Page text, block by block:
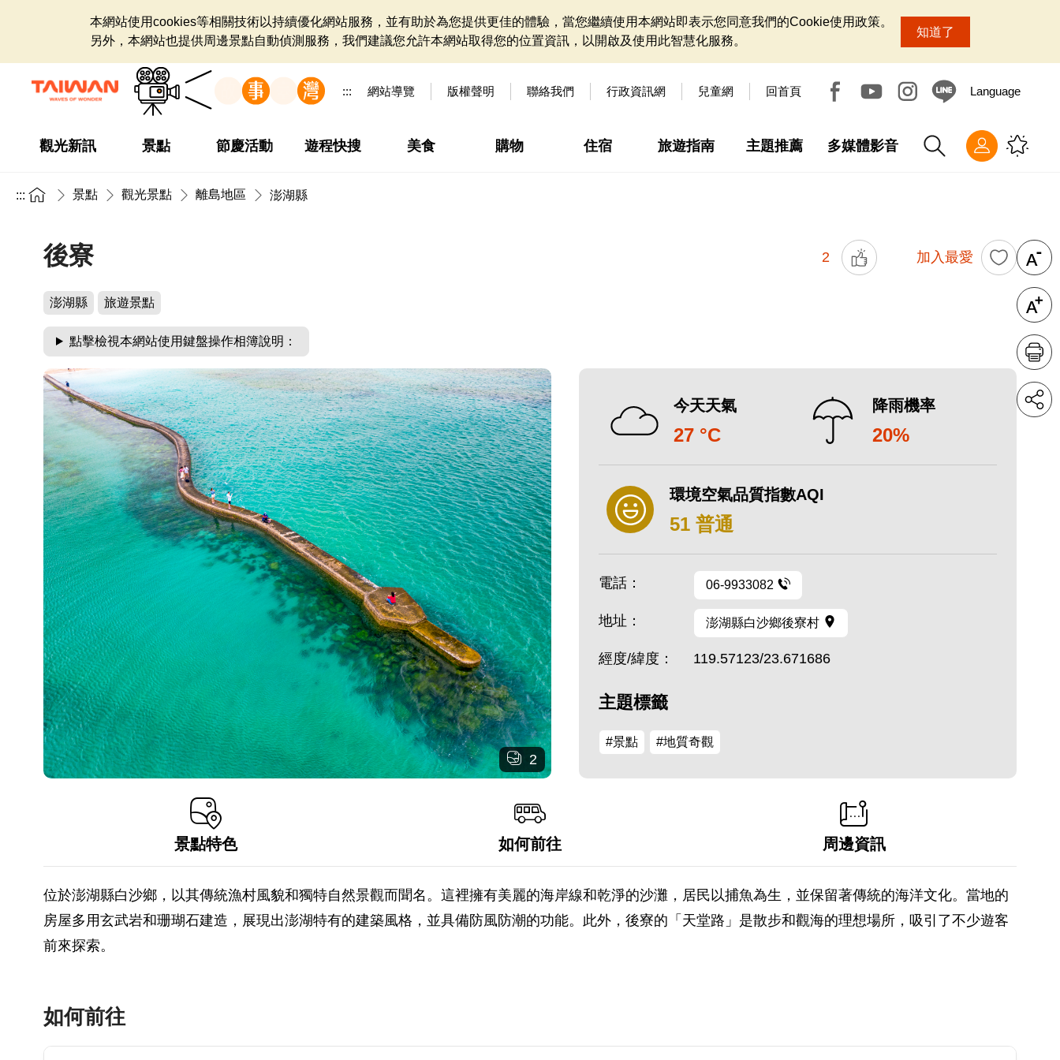
本網站使用cookies等相關技術以持續優化網站服務，並有助於為您提供更佳的體驗，當您繼續使用本網站即表示您同意我們的Cookie使用政策。
另外，本網站也提供周邊景點自動偵測服務，我們建議您允許本網站取得您的位置資訊，以開啟及使用此智慧化服務。
知道了
::: 網站導覽 版權聲明 聯絡我們 行政資訊網 兒童網 回首頁 Language
觀光新訊 景點 節慶活動 遊程快搜 美食 購物 住宿 旅遊指南 主題推薦 多媒體影音
::: 景點 觀光景點 離島地區 澎湖縣
後寮 2 加入最愛
澎湖縣 旅遊景點
點擊檢視本網站使用鍵盤操作相簿說明：
2
今天天氣
27 °C
降雨機率
20%
環境空氣品質指數AQI
51 普通
電話： 06-9933082
地址： 澎湖縣白沙鄉後寮村
經度/緯度： 119.57123/23.671686
主題標籤
#景點 #地質奇觀
景點特色 如何前往 周邊資訊
位於澎湖縣白沙鄉，以其傳統漁村風貌和獨特自然景觀而聞名。這裡擁有美麗的海岸線和乾淨的沙灘，居民以捕魚為生，並保留著傳統的海洋文化。當地的
房屋多用玄武岩和珊瑚石建造，展現出澎湖特有的建築風格，並具備防風防潮的功能。此外，後寮的「天堂路」是散步和觀海的理想場所，吸引了不少遊客
前來探索。
如何前往